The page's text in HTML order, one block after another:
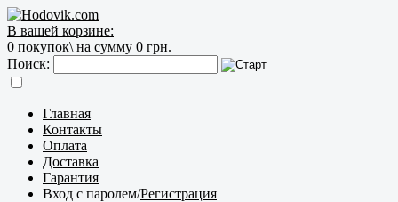
В вашей корзине:
0 покупок\ на сумму 0 грн.
Поиск:
Главная
Контакты
Оплата
Доставка
Гарантия
Вход с паролем/Регистрация